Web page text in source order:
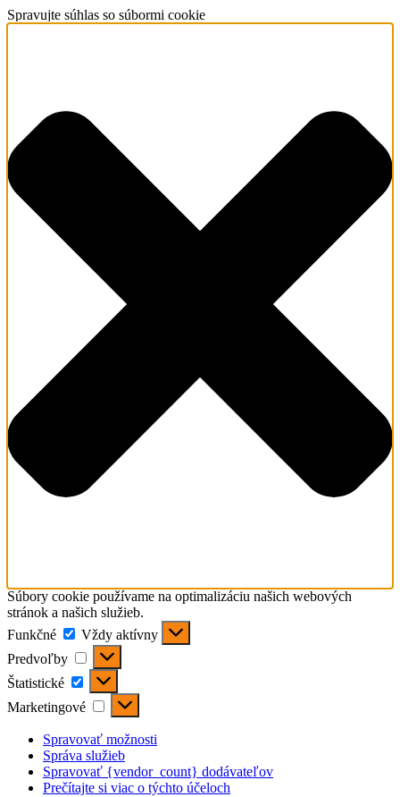
Spravujte súhlas so súbormi cookie
Súbory cookie používame na optimalizáciu našich webových
stránok a našich služieb.
Funkčné
Funkčné
Vždy aktívny
Predvoľby
Predvoľby
Štatistické Štatistické
Marketingové Marketingové
Spravovať možnosti
Správa služieb
Spravovať {vendor_count} dodávateľov
Prečítajte si viac o týchto účeloch